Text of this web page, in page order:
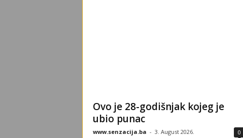
Ovo je 28-godišnjak kojeg je
ubio punac
www.senzacija.ba - 3. August 2026. 0